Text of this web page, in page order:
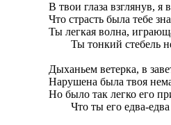
В твои глаза взглянув, я
Что страсть была тебе
Ты легкая волна,
Ты тонкий стебель
Дыханьем ветерка, в
Нарушена была твоя
Но было так легко его
Что ты его едва-